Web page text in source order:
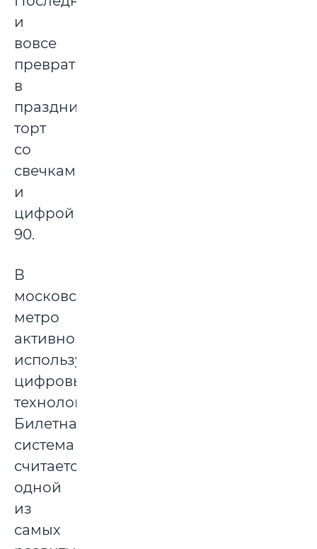
и
вовсе
превратилась
в
праздничный
торт
со
свечками
и
цифрой
90.
В
московском
метро
активно
используют
цифровые
технологии.
Билетная
система
считается
одной
из
самых